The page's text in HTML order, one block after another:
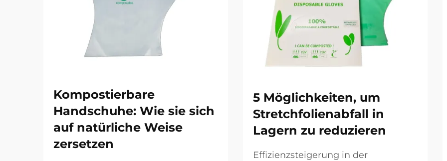
Kompostierbare
Handschuhe: Wie sie sich
auf natürliche Weise
zersetzen
5 Möglichkeiten, um
Stretchfolienabfall in
Lagern zu reduzieren
Effizienzsteigerung in der